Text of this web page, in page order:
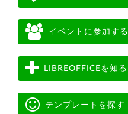
イベントに参加する
LIBREOFFICEを知る
テンプレートを探す